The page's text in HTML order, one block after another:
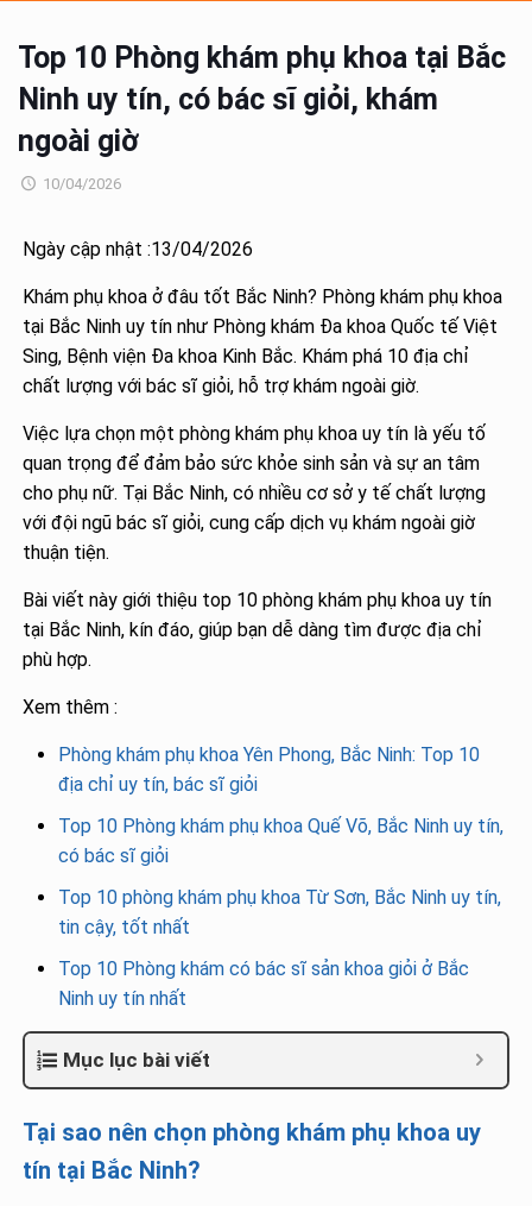
Top 10 Phòng khám phụ khoa tại Bắc
Ninh uy tín, có bác sĩ giỏi, khám
ngoài giờ
10/04/2026
Ngày cập nhật :13/04/2026
Khám phụ khoa ở đâu tốt Bắc Ninh? Phòng khám phụ khoa
tại Bắc Ninh uy tín như Phòng khám Đa khoa Quốc tế Việt
Sing, Bệnh viện Đa khoa Kinh Bắc. Khám phá 10 địa chỉ
chất lượng với bác sĩ giỏi, hỗ trợ khám ngoài giờ.
Việc lựa chọn một phòng khám phụ khoa uy tín là yếu tố
quan trọng để đảm bảo sức khỏe sinh sản và sự an tâm
cho phụ nữ. Tại Bắc Ninh, có nhiều cơ sở y tế chất lượng
với đội ngũ bác sĩ giỏi, cung cấp dịch vụ khám ngoài giờ
thuận tiện.
Bài viết này giới thiệu top 10 phòng khám phụ khoa uy tín
tại Bắc Ninh, kín đáo, giúp bạn dễ dàng tìm được địa chỉ
phù hợp.
Xem thêm :
Phòng khám phụ khoa Yên Phong, Bắc Ninh: Top 10
địa chỉ uy tín, bác sĩ giỏi
Top 10 Phòng khám phụ khoa Quế Võ, Bắc Ninh uy tín,
có bác sĩ giỏi
Top 10 phòng khám phụ khoa Từ Sơn, Bắc Ninh uy tín,
tin cậy, tốt nhất
Top 10 Phòng khám có bác sĩ sản khoa giỏi ở Bắc
Ninh uy tín nhất
Mục lục bài viết
Tại sao nên chọn phòng khám phụ khoa uy
tín tại Bắc Ninh?